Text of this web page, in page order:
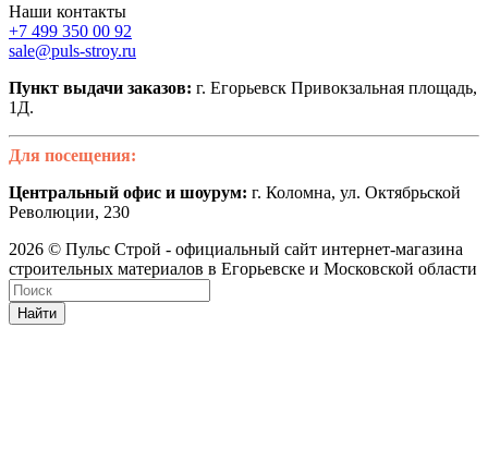
Наши контакты
+7 499 350 00 92
sale@puls-stroy.ru
Пункт выдачи заказов: г. Егорьевск Привокзальная площадь,
1Д.
Для посещения:
Центральный офис и шоурум: г. Коломна, ул. Октябрьской
Революции, 230
2026 © Пульс Строй - официальный сайт интернет-магазина
строительных материалов в Егорьевске и Московской области
Найти